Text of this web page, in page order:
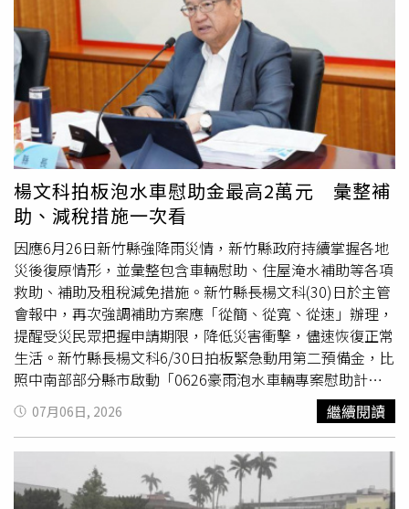
鎮長桑波二世（Salway Sumbo Jr）發表聲明稱，薩蘭加尼
省（Sarangani）的部分罹難者彼此為親屬關係。由於豪雨
持續侵襲當地，村莊部分地區已展開居民撤離作業。菲律賓
大氣地球物理及天文服務管理局（PAGASA）日前發布警報
指出，儘管巴威颱風不會直接登陸該國，但其外圍環流仍可
能為多個地區帶來豪雨及大範圍淹水，包括首都馬尼拉
（Manila）。據悉，這場超級颱風6日才侵襲美國太平洋屬
地關島（Guam）及北馬里亞納群島（Northern Mariana
Islands），造成基礎設施受損，但未傳出人員傷亡。目前
巴威颱風正持續朝東亞其他國家逼近，各地政府紛紛啟動撤
離行動並加強各項防災準備。預計巴威颱風將於11日下午最
接近台灣東北部，並為日本部分地區帶來降雨，之後再登陸
中國大陸。《半島電視台》記者Barnaby Lo也指出，日本
石川縣沿海地區10日上午已降下豪雨，當地民眾正為更強烈
的暴風雨做好準備。中國目前仍持續應對本週稍早侵襲南方
部分的美莎克颱風（Typhoon Maysak）。相關災情已造成
至少39人死亡，超過13萬人被疏散，其中大部分在廣西地
區。
楊文科拍板泡水車慰助金最高2萬元 彙整補
助、減稅措施一次看
因應6月26日新竹縣強降雨災情，新竹縣政府持續掌握各地
災後復原情形，並彙整包含車輛慰助、住屋淹水補助等各項
救助、補助及租稅減免措施。新竹縣長楊文科(30)日於主管
會報中，再次強調補助方案應「從簡、從寬、從速」辦理，
提醒受災民眾把握申請期限，降低災害衝擊，儘速恢復正常
生活。新竹縣長楊文科6/30日拍板緊急動用第二預備金，比
照中南部部分縣市啟動「0626豪雨泡水車輛專案慰助計
畫」，他表示，車輛是許多通勤族與家庭不可或缺的謀生工
具，面對突如其來的天災致使愛車泡水，縣府團隊感同身
受。為了陪伴縣民共渡難關，縣府打破既往僅補助住屋淹水
的慣例，在兼顧財政紀律與社會福利效益下，特別針對本次
水災受損車輛簽報專案慰助，讓受災縣民能盡速修復車輛、
07月06日, 2026 繼續閱讀